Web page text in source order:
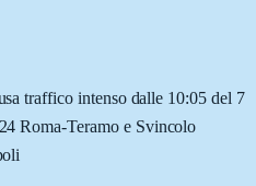
traffico intenso dalle 10:05 del 7
Roma-Teramo e Svincolo